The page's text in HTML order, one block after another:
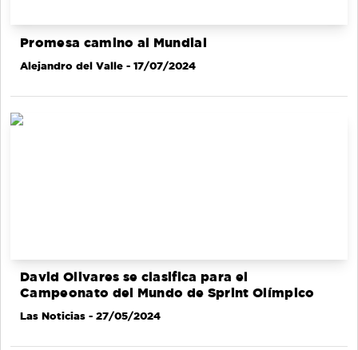
Promesa camino al Mundial
Alejandro del Valle - 17/07/2024
David Olivares se clasifica para el
Campeonato del Mundo de Sprint Olímpico
Las Noticias - 27/05/2024